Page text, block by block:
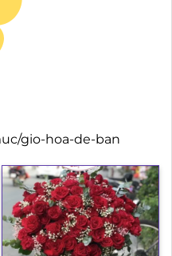
gio-hoa-de-ban